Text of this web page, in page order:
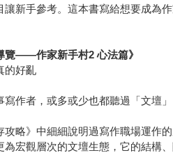
讓新手參考。這本書寫給想要成為
覽——作家新手村2 心法篇》
的好亂
寫作者，或多或少也都聽過「文壇
攻略》中細細說明過寫作職場運作
為宏觀層次的文壇生態，它的結構